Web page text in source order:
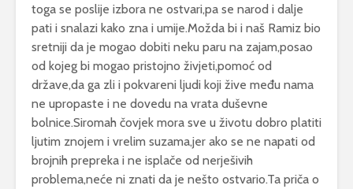
toga se poslije izbora ne ostvari,pa se narod i dalje
pati i snalazi kako zna i umije.Možda bi i naš Ramiz bio
sretniji da je mogao dobiti neku paru na zajam,posao
od kojeg bi mogao pristojno živjeti,pomoć od
države,da ga zli i pokvareni ljudi koji žive među nama
ne upropaste i ne dovedu na vrata duševne
bolnice.Siromah čovjek mora sve u životu dobro platiti
ljutim znojem i vrelim suzama,jer ako se ne napati od
brojnih prepreka i ne isplače od nerješivih
problema,neće ni znati da je nešto ostvario.Ta priča o